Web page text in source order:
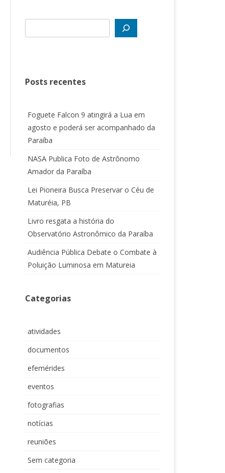
Posts recentes
Foguete Falcon 9 atingirá a Lua em
agosto e poderá ser acompanhado da
Paraíba
NASA Publica Foto de Astrônomo
Amador da Paraíba
Lei Pioneira Busca Preservar o Céu de
Maturéia, PB
Livro resgata a história do
Observatório Astronômico da Paraíba
Audiência Pública Debate o Combate à
Poluição Luminosa em Matureia
Categorias
atividades
documentos
efemérides
eventos
fotografias
notícias
reuniões
Sem categoria